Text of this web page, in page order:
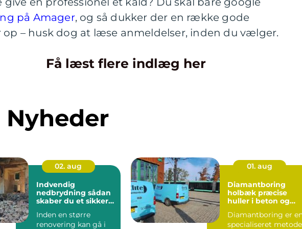
på Amager, og så dukker der en række gode
– husk dog at læse anmeldelser, inden du vælger.
Få læst flere indlæg her
Nyheder
02. aug
Indvendig
nedbrydning sådan
skaber du et sikkert
renovering
Inden en større
renovering kan gå i
01. aug
Diamantboring
holbæk præcise
huller i beton og
Diamantboring er
specialiseret metode